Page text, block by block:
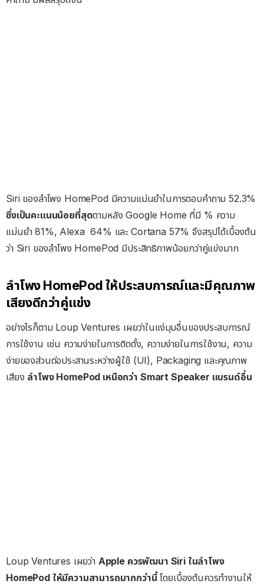
Siri ของลำโพง HomePod มีความแม่นยำในการตอบคำถาม 52.3%
ซึ่งเป็นคะแนนน้อยที่สุดตามหลัง Google Home ที่มี % ความ
แม่นยำ 81%, Alexa 64% และ Cortana 57% จึงสรุปได้เบื้องต้น
ว่า Siri ของลำโพง HomePod มีประสิทธิภาพน้อยกว่าคู่แข่งมาก
ลำโพง HomePod ให้ประสบการณ์และมีคุณภาพ
เสียงดีกว่าคู่แข่ง
อย่างไรก็ตาม Loup Ventures เผยว่าในแง่มุมอื่นของประสบการณ์
การใช้งาน เช่น ความง่ายในการติตตั้ง, ความง่ายในการใช้งาน, ความ
ง่ายของส่วนต่อประสานระหว่างผู้ใช้ (UI), Packaging และคุณภาพ
เสียง ลำโพง HomePod เหนือกว่า Smart Speaker แบรนด์อื่น
Loup Ventures เผยว่า Apple ควรพัฒนา Siri ในลำโพง
HomePod ให้มีความสามารถมากกว่านี้โดยเบื้องต้นควรทำงานให้